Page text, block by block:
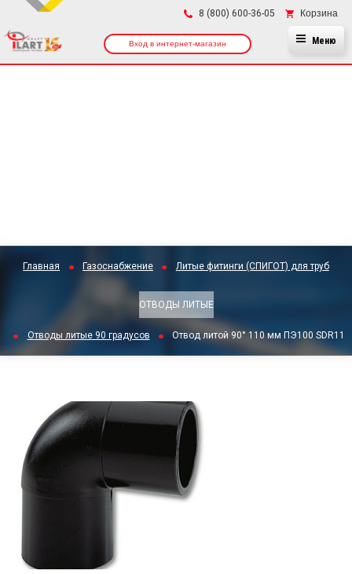
8 (800) 600-36-05 Корзина
Вход в интернет-магазин Меню
Главная Газоснабжение Литые фитинги (СПИГОТ) для труб
ОТВОДЫ ЛИТЫЕ
Отводы литые 90 градусов Отвод литой 90° 110 мм ПЭ100 SDR11
×